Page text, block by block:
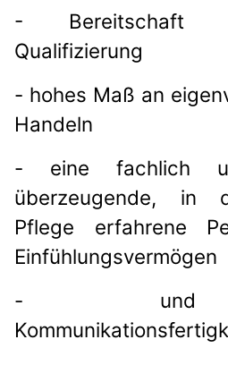
- Bereitschaft
Qualifizierung
- hohes Maß an
Handeln
- eine fachlich
überzeugende, in
Pflege erfahrene
Einfühlungsvermögen
- und